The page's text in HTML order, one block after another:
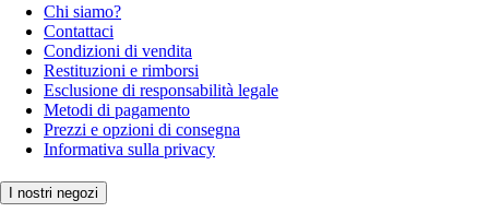
Chi siamo?
Contattaci
Condizioni di vendita
Restituzioni e rimborsi
Esclusione di responsabilità legale
Metodi di pagamento
Prezzi e opzioni di consegna
Informativa sulla privacy
I nostri negozi